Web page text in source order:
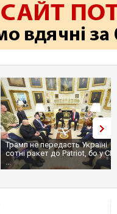
Трамп не передасть Україні
сотні ракет до Patriot, бо у
...